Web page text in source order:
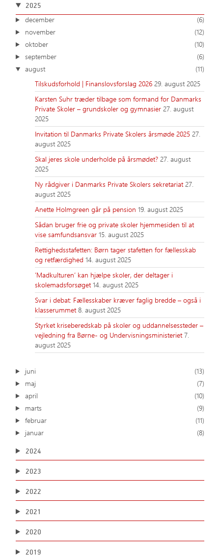
2025
december
(6)
november
(12)
oktober
(10)
september
(6)
august
(11)
Tilskudsforhold | Finanslovsforslag 2026 29. august 2025
Karsten Suhr træder tilbage som formand for Danmarks
Private Skoler – grundskoler og gymnasier 27. august
2025
Invitation til Danmarks Private Skolers årsmøde 2025 27.
august 2025
Skal jeres skole underholde på årsmødet? 27. august
2025
Ny rådgiver i Danmarks Private Skolers sekretariat27.
august 2025
Anette Holmgreen går på pension 19. august 2025
Sådan bruger frie og private skoler hjemmesiden til at
vise samfundsansvar 15. august 2025
Rettighedsstafetten: Børn tager stafetten for fællesskab
og retfærdighed 14. august 2025
’Madkulturen’ kan hjælpe skoler, der deltager i
skolemadsforsøget14. august 2025
Svar i debat: Fællesskaber kræver faglig bredde – også i
klasserummet8. august 2025
Styrket kriseberedskab på skoler og uddannelsessteder –
vejledning fra Børne- og Undervisningsministeriet7.
august 2025
juni
(13)
maj
(7)
april
(10)
marts
(9)
februar
(11)
januar
(8)
2024
2023
2022
2021
2020
2019